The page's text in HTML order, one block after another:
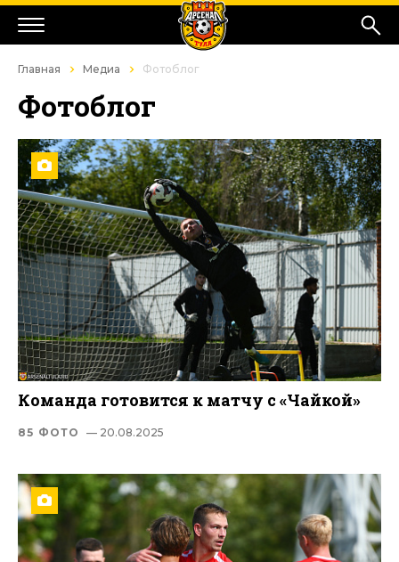
Главная Медиа Фотоблог
Фотоблог
Команда готовится к матчу с «Чайкой»
85 ФОТО — 20.08.2025